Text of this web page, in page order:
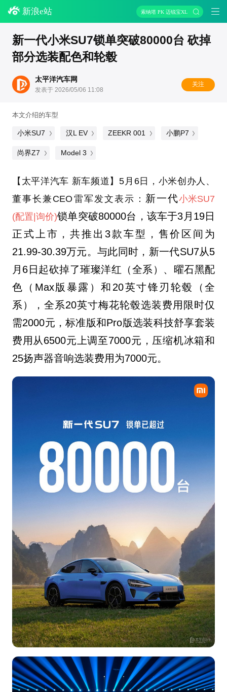
新浪e站 索纳塔 PK 迈锐宝XL
新一代小米SU7锁单突破80000台 砍掉
部分选装配色和轮毂
太平洋汽车网
发表于 2026/05/06 11:08
关注
本文介绍的车型
小米SU7 汉L EV ZEEKR 001 小鹏P7
尚界Z7 Model 3
【太平洋汽车 新车频道】5月6日，小米创办人、
董事长兼CEO雷军发文表示： 新一代小米SU7
(配置 |询价)锁单突破80000台，该车于3月19日
正式上市，共推出3款车型，售价区间为
21.99-30.39万元。与此同时，新一代SU7从5
月6日起砍掉了璀璨洋红（全系）、曜石黑配
色（Max版暴露）和20英寸锋刃轮毂（全
系），全系20英寸梅花轮毂选装费用限时仅
需2000元，标准版和Pro版选装科技舒享套装
费用从6500元上调至7000元，压缩机冰箱和
25扬声器音响选装费用为7000元。